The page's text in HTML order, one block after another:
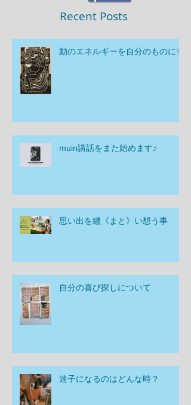
Recent Posts
動のエネルギーを自分のものに✨
muin講話をまた始めます♪
思い出を纏《まと》い想う事
自分の喜び探しについて
迷子になるのはどんな時？